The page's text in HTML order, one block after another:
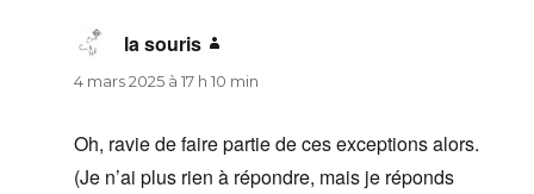
la souris
4 mars 2025 à 17 h 10 min
Oh, ravie de faire partie de ces exceptions alors.
(Je n’ai plus rien à répondre, mais je réponds